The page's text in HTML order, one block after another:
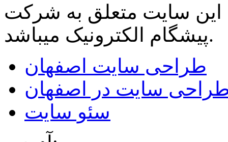
این سایت متعلق به شرکت
پیشگام الکترونیکمیباشد.
طراحی سایت اصفهان
سایت در اصفهان
سئو سایت